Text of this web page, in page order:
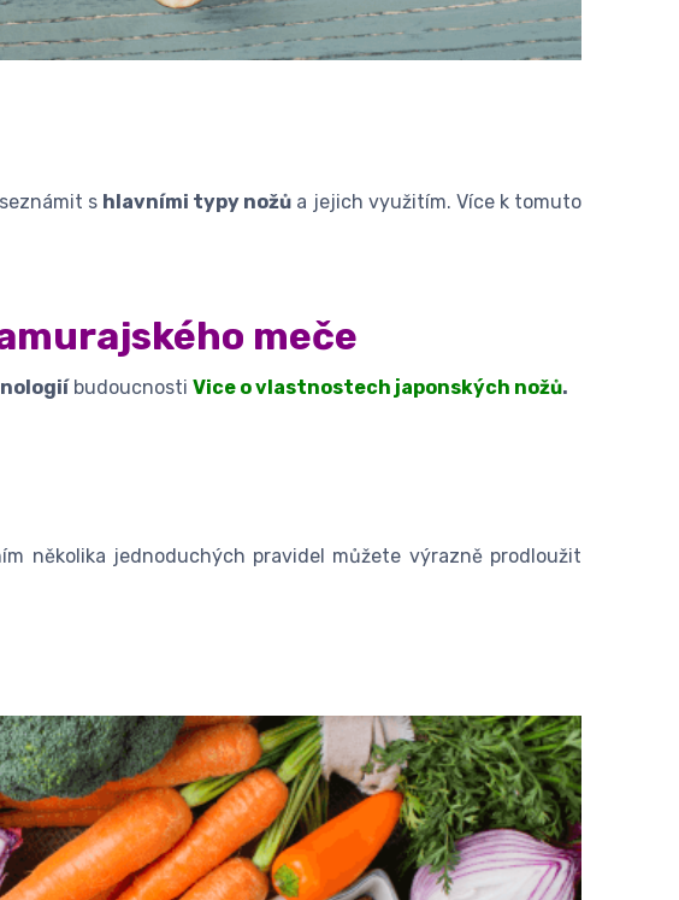
s hlavními typy nožů a jejich využitím. Více k tomuto
meče
budoucnosti Vice o vlastnostech japonských nožů.
několika jednoduchých pravidel můžete výrazně prodloužit